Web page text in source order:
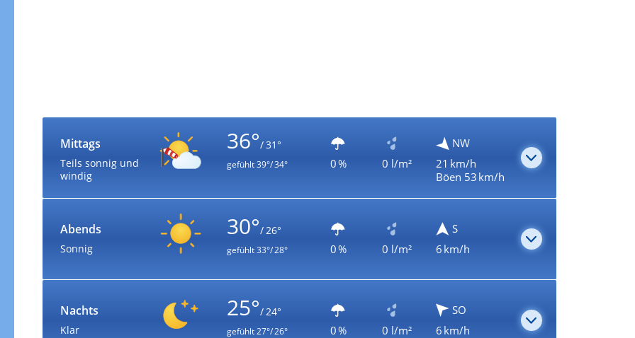
Mittags
Teils sonnig und
windig
36°/ 31°
gefühlt39°/ 34° 0 % 0 l/m²
NW
21 km/h
Böen 53 km/h
Abends
Sonnig
30°/ 26°
gefühlt33°/ 28° 0 % 0 l/m²
S
6 km/h
Nachts
Klar
25°/ 24°
gefühlt27°/ 26° 0 % 0 l/m²
SO
6 km/h